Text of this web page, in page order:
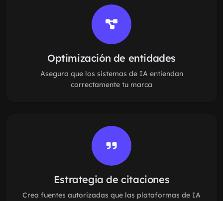
Optimización de entidades
Asegura que los sistemas de IA entiendan
correctamente tu marca
Estrategia de citaciones
Crea fuentes autorizadas que las plataformas de IA